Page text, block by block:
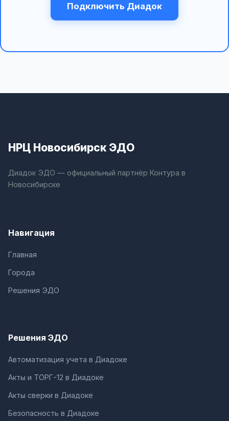
Подключить Диадок
НРЦ Новосибирск ЭДО
Диадок ЭДО — официальный партнёр Контура в
Новосибирске
Навигация
Главная
Города
Решения ЭДО
Решения ЭДО
Автоматизация учета в Диадоке
Акты и ТОРГ-12 в Диадоке
Акты сверки в Диадоке
Безопасность в Диадоке